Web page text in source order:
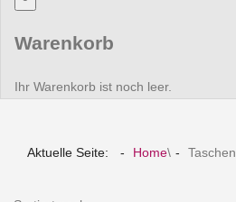
Warenkorb
Ihr Warenkorb ist noch leer.
Aktuelle Seite: Home\ Taschen